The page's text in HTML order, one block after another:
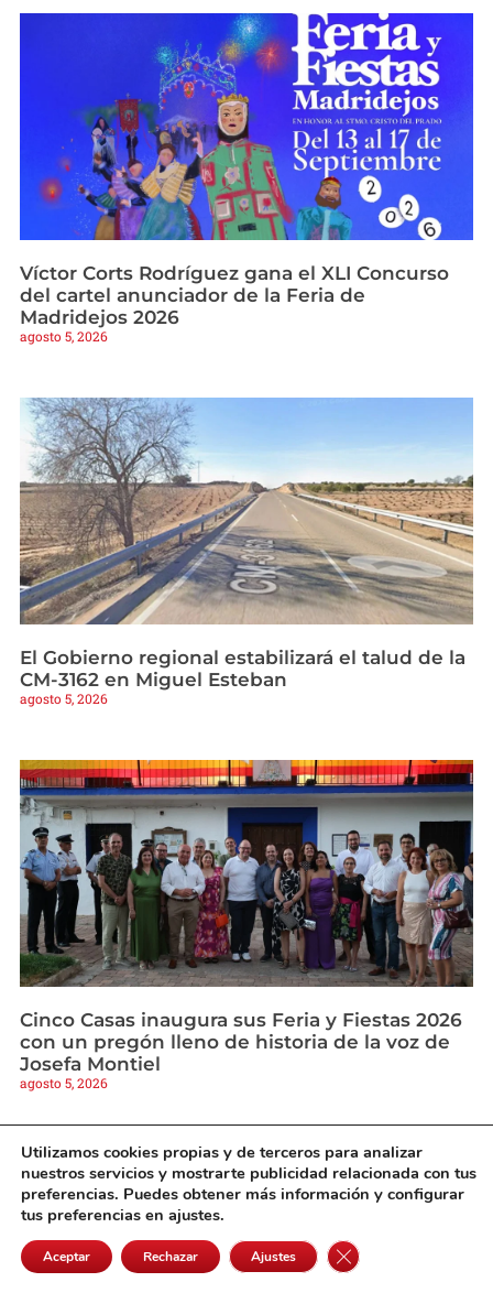
Víctor Corts Rodríguez gana el XLI Concurso
del cartel anunciador de la Feria de
Madridejos 2026
agosto 5, 2026
El Gobierno regional estabilizará el talud de la
CM-3162 en Miguel Esteban
agosto 5, 2026
Cinco Casas inaugura sus Feria y Fiestas 2026
con un pregón lleno de historia de la voz de
Josefa Montiel
agosto 5, 2026
Utilizamos cookies propias y de terceros para analizar
nuestros servicios y mostrarte publicidad relacionada con tus
preferencias. Puedes obtener más información y configurar
tus preferencias en ajustes.
Aceptar Rechazar Ajustes Cerrar el banner de